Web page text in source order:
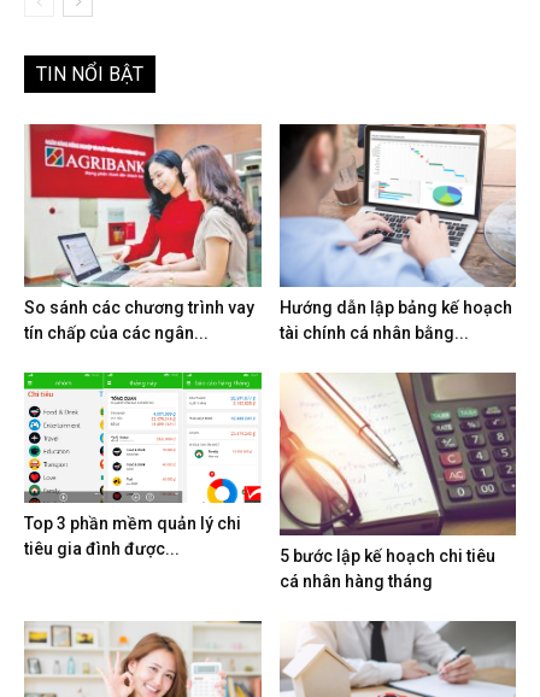
TIN NỔI BẬT
So sánh các chương trình vay
tín chấp của các ngân...
Hướng dẫn lập bảng kế hoạch
tài chính cá nhân bằng...
Top 3 phần mềm quản lý chi
tiêu gia đình được...
5 bước lập kế hoạch chi tiêu
cá nhân hàng tháng